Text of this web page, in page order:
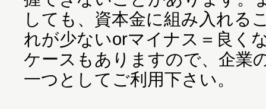
しても、資本金に組み入れる
れが少ないorマイナス＝良く
ケースもありますので、企業
一つとしてご利用下さい。